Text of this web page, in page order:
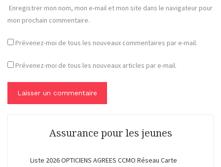
Enregistrer mon nom, mon e-mail et mon site dans le navigateur pour
mon prochain commentaire.
Prévenez-moi de tous les nouveaux commentaires par e-mail.
Prévenez-moi de tous les nouveaux articles par e-mail.
Assurance pour les jeunes
Liste 2026 OPTICIENS AGREES CCMO Réseau Carte